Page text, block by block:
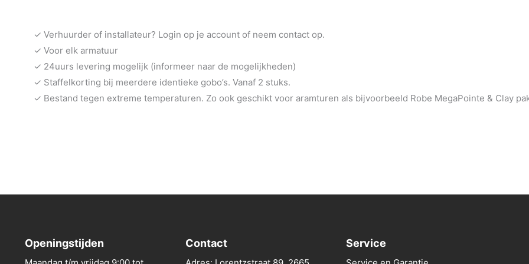
✓ Verhuurder of installateur? Login op je account of neem contact op.
✓ Voor elk armatuur
✓ 24uurs levering mogelijk (informeer naar de mogelijkheden)
✓ Staffelkorting bij meerdere identieke gobo’s. Vanaf 2 stuks.
✓ Bestand tegen extreme temperaturen. Zo ook geschikt voor aramturen als bijvoorbeeld Robe MegaPointe & Clay
Openingstijden Contact Service